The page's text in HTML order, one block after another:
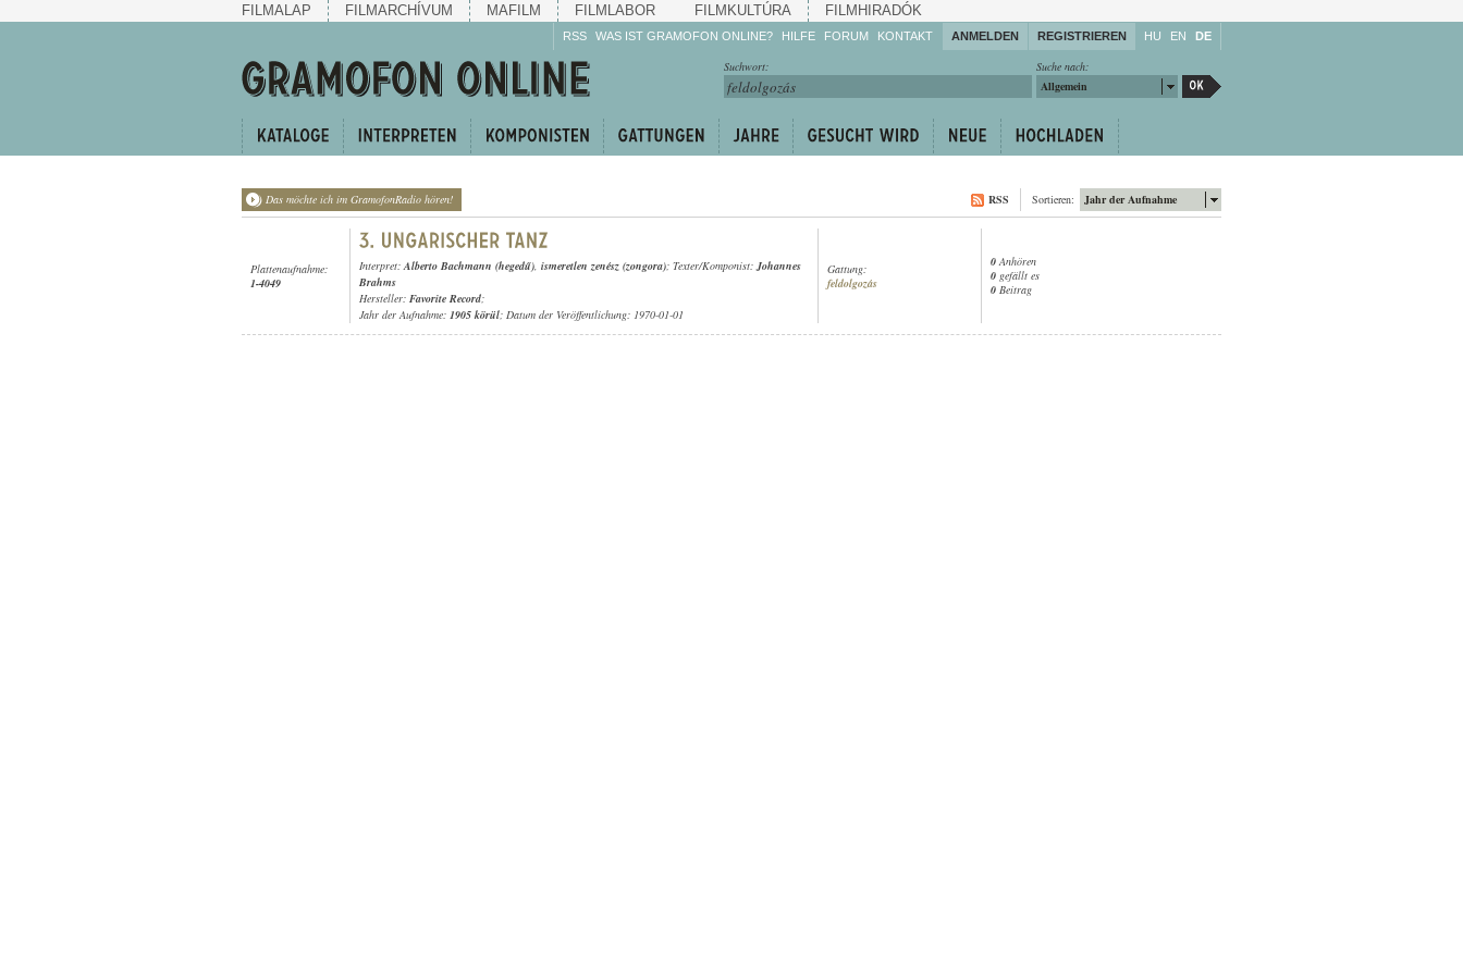
FILMALAP FILMARCHÍVUM MAFILM FILMLABOR FILMKULTÚRA FILMHIRADÓK
RSS WAS IST GRAMOFON ONLINE? HILFE
Machen Sie mit!
Reden Sie mit!
weiter!
FORUM KONTAKT ANMELDEN REGISTRIEREN HU EN DE
Suche nach:
Allgemein
Suchwort:
Das möchte ich im GramofonRadio hören! Jahr der Aufnahme
Sortieren:
RSS
Plattenaufnahme:
1-4049
Interpret:Alberto Bachmann (hegedű), ismeretlen zenész (zongora); Texter/Komponist:Johannes
Brahms
Hersteller: Favorite Record;
Jahr der Aufnahme: 1905 körül; Datum der Veröffentlichung: 1970-01-01
Gattung:
feldolgozás
0Anhören
0 gefällt es
0 Beitrag